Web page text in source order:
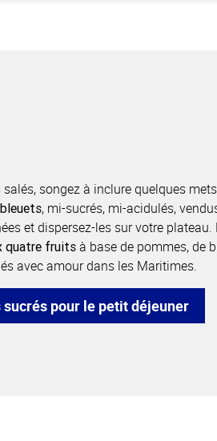
songez à inclure quelques
, mi-sucrés, mi-acidulés,
et dispersez-les sur votre plateau.
quatre fruits à base de pommes, de
avec amour dans les Maritimes.
pour le petit déjeuner